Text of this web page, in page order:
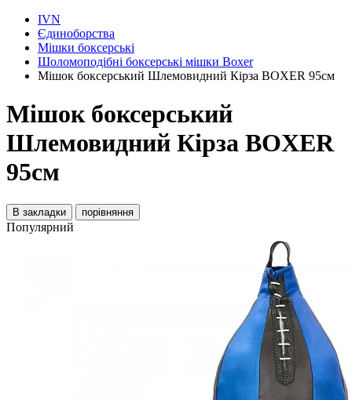
IVN
Єдиноборства
Мішки боксерські
Шоломоподібні боксерські мішки Boxer
Мішок боксерський Шлемовидний Кірза BOXER 95см
Мішок боксерський
Шлемовидний Кірза BOXER
95см
В закладки порівняння
Популярний